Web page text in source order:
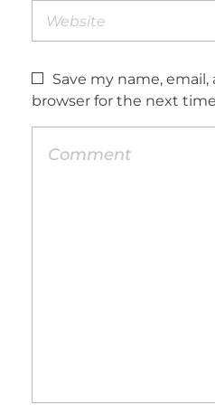
Save my name,
browser for the next